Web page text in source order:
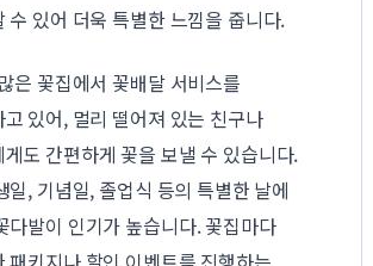
수 있어 더욱 특별한 느낌을 줍니다.
은 꽃집에서 꽃배달 서비스를
있어, 멀리 떨어져 있는 친구나
게도 간편하게 꽃을 보낼 수 있습니다.
일, 기념일, 졸업식 등의 특별한 날에
다발이 인기가 높습니다. 꽃집마다